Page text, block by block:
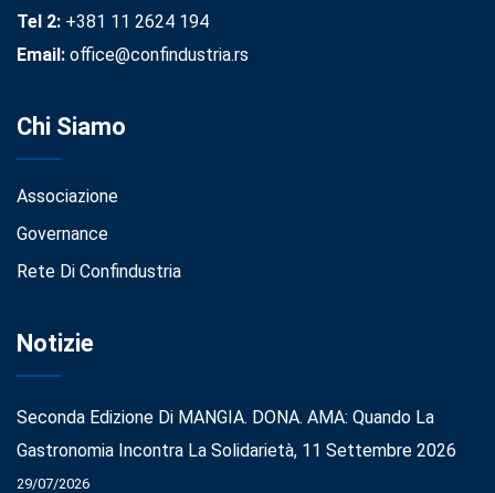
Tel 2: +381 11 2624 194
Email: office@confindustria.rs
Chi Siamo
Associazione
Governance
Rete Di Confindustria
Notizie
Seconda Edizione Di MANGIA. DONA. AMA: Quando La
Gastronomia Incontra La Solidarietà, 11 Settembre 2026
29/07/2026